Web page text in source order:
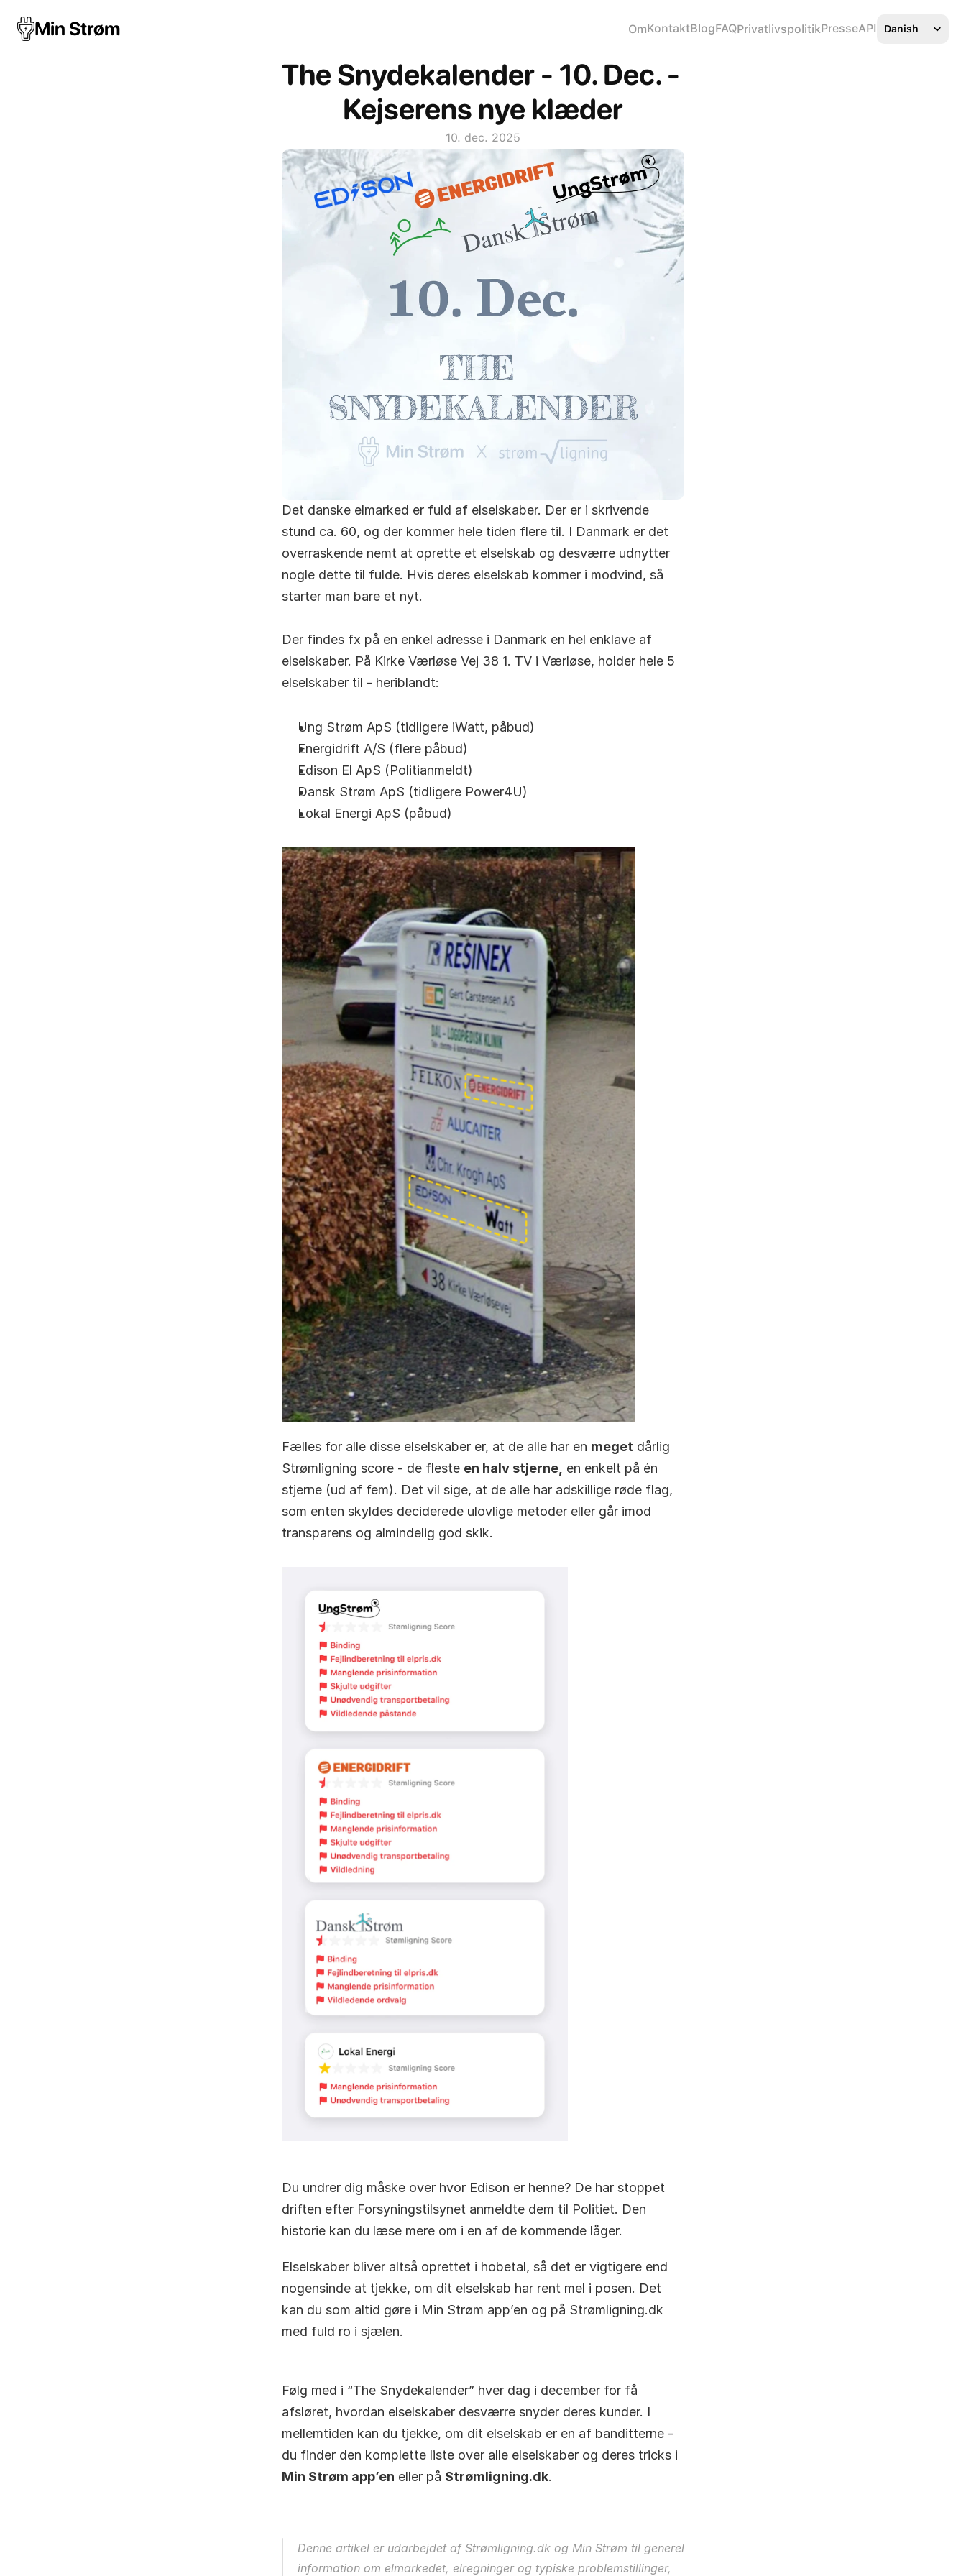
Min Strøm OmKontaktBlogFAQPrivatlivspolitikPresseAPI Danish
The Snydekalender - 10. Dec. -
Kejserens nye klæder
10. dec. 2025
Det danske elmarked er fuld af elselskaber. Der er i skrivende
stund ca. 60, og der kommer hele tiden flere til. I Danmark er det
overraskende nemt at oprette et elselskab og desværre udnytter
nogle dette til fulde. Hvis deres elselskab kommer i modvind, så
starter man bare et nyt.
Der findes fx på en enkel adresse i Danmark en hel enklave af
elselskaber. På Kirke Værløse Vej 38 1. TV i Værløse, holder hele 5
elselskaber til - heriblandt:
Ung Strøm ApS (tidligere iWatt, påbud)
Energidrift A/S (flere påbud)
Edison El ApS (Politianmeldt)
Dansk Strøm ApS (tidligere Power4U)
Lokal Energi ApS (påbud)
Fælles for alle disse elselskaber er, at de alle har en meget dårlig
Strømligning score - de fleste en halv stjerne, en enkelt på én
stjerne (ud af fem). Det vil sige, at de alle har adskillige røde flag,
som enten skyldes deciderede ulovlige metoder eller går imod
transparens og almindelig god skik.
Du undrer dig måske over hvor Edison er henne? De har stoppet
driften efter Forsyningstilsynet anmeldte dem til Politiet. Den
historie kan du læse mere om i en af de kommende låger.
Elselskaber bliver altså oprettet i hobetal, så det er vigtigere end
nogensinde at tjekke, om dit elselskab har rent mel i posen. Det
kan du som altid gøre i Min Strøm app’en og på Strømligning.dk
med fuld ro i sjælen.
Følg med i “The Snydekalender” hver dag i december for få
afsløret, hvordan elselskaber desværre snyder deres kunder. I
mellemtiden kan du tjekke, om dit elselskab er en af banditterne -
Min Strøm app’en eller på Strømligning.dk.
Denne artikel er udarbejdet af Strømligning.dk og Min Strøm til generel
information om elmarkedet, elregninger og typiske problemstillinger,